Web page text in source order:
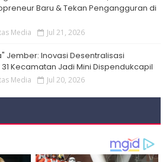
Baru & Tekan Pengangguran di
Media Jul 21, 2026
Jember: Inovasi Desentralisasi
Kecamatan Jadi Mini Dispendukcapil
Media Jul 20, 2026